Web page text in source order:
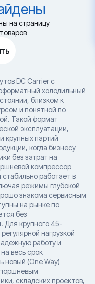
на страницу
DC Carrier с
холодильный
близком к
и понятной по
Такой формат
эксплуатации,
крупных партий
когда бизнесу
без затрат на
компрессор
работает в
режимы глубокой
знакома сервисным
на рынке по
без
Для крупного 45-
нагрузкой
работу и
весь срок
новый (One Way)
поршневым
складских проектов,